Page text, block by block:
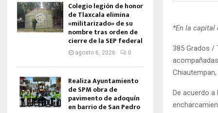
*En la capital
385 Grados /
De acuerdo
Colegio legión de honor
de Tlaxcala elimina
«militarizado» de su
nombre tras orden de
cierre de la SEP federal
agosto 6, 2026 0
Realiza Ayuntamiento
de SPM obra de
pavimento de adoquín
en barrio de San Pedro